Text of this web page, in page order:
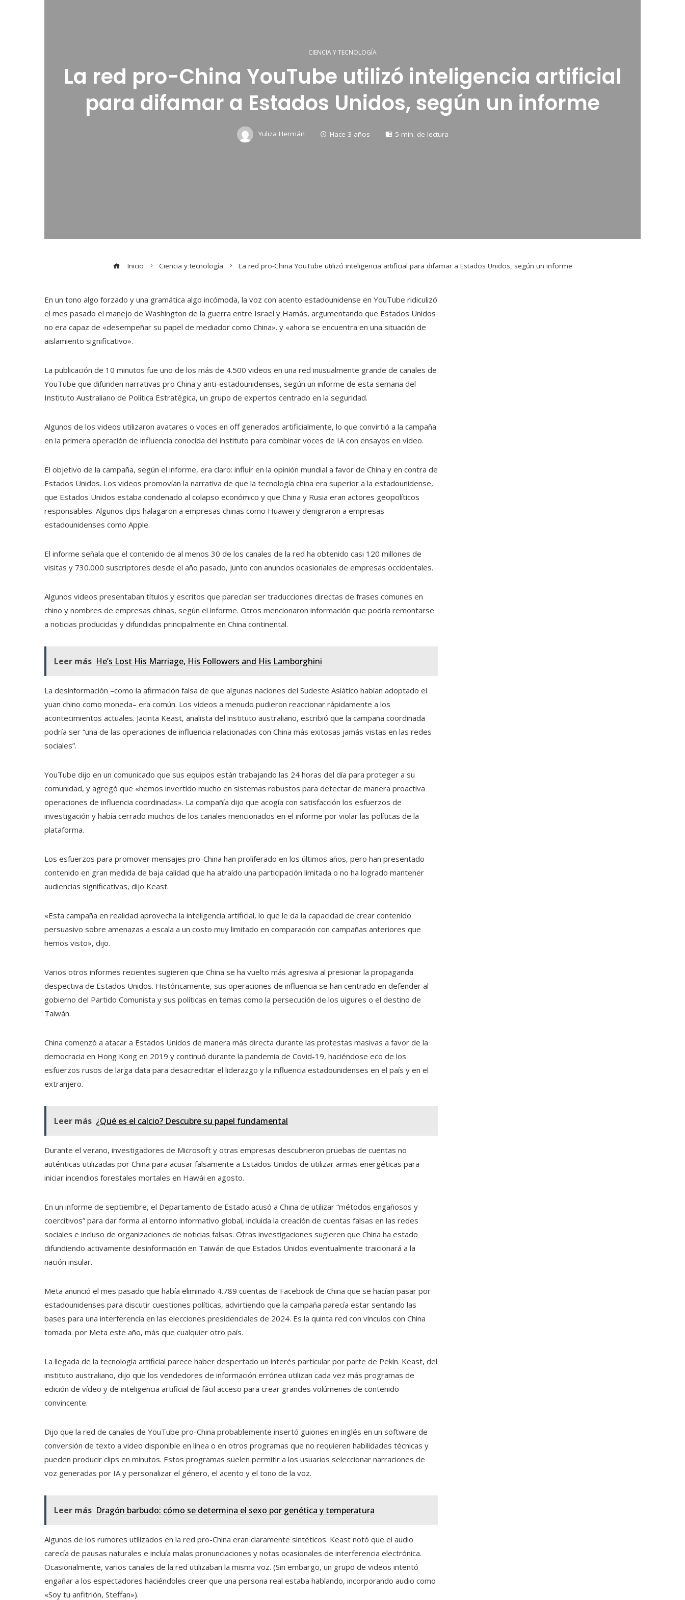
CIENCIA Y TECNOLOGÍA
La red pro-China YouTube utilizó inteligencia artificial
para difamar a Estados Unidos, según un informe
Yuliza Hermán Hace 3 años 5 min. de lectura
Inicio Ciencia y tecnología La red pro-China YouTube utilizó inteligencia artificial para difamar a Estados Unidos, según un informe
En un tono algo forzado y una gramática algo incómoda, la voz con acento estadounidense en YouTube ridiculizó
el mes pasado el manejo de Washington de la guerra entre Israel y Hamás, argumentando que Estados Unidos
no era capaz de «desempeñar su papel de mediador como China». y «ahora se encuentra en una situación de
aislamiento significativo».
La publicación de 10 minutos fue uno de los más de 4.500 videos en una red inusualmente grande de canales de
YouTube que difunden narrativas pro China y anti-estadounidenses, según un informe de esta semana del
Instituto Australiano de Política Estratégica, un grupo de expertos centrado en la seguridad.
Algunos de los videos utilizaron avatares o voces en off generados artificialmente, lo que convirtió a la campaña
en la primera operación de influencia conocida del instituto para combinar voces de IA con ensayos en video.
El objetivo de la campaña, según el informe, era claro: influir en la opinión mundial a favor de China y en contra de
Estados Unidos. Los videos promovían la narrativa de que la tecnología china era superior a la estadounidense,
que Estados Unidos estaba condenado al colapso económico y que China y Rusia eran actores geopolíticos
responsables. Algunos clips halagaron a empresas chinas como Huawei y denigraron a empresas
estadounidenses como Apple.
El informe señala que el contenido de al menos 30 de los canales de la red ha obtenido casi 120 millones de
visitas y 730.000 suscriptores desde el año pasado, junto con anuncios ocasionales de empresas occidentales.
Algunos videos presentaban títulos y escritos que parecían ser traducciones directas de frases comunes en
chino y nombres de empresas chinas, según el informe. Otros mencionaron información que podría remontarse
a noticias producidas y difundidas principalmente en China continental.
Leer más He’s Lost His Marriage, His Followers and His Lamborghini
La desinformación –como la afirmación falsa de que algunas naciones del Sudeste Asiático habían adoptado el
yuan chino como moneda– era común. Los vídeos a menudo pudieron reaccionar rápidamente a los
acontecimientos actuales. Jacinta Keast, analista del instituto australiano, escribió que la campaña coordinada
podría ser “una de las operaciones de influencia relacionadas con China más exitosas jamás vistas en las redes
sociales”.
YouTube dijo en un comunicado que sus equipos están trabajando las 24 horas del día para proteger a su
comunidad, y agregó que «hemos invertido mucho en sistemas robustos para detectar de manera proactiva
operaciones de influencia coordinadas». La compañía dijo que acogía con satisfacción los esfuerzos de
investigación y había cerrado muchos de los canales mencionados en el informe por violar las políticas de la
plataforma.
Los esfuerzos para promover mensajes pro-China han proliferado en los últimos años, pero han presentado
contenido en gran medida de baja calidad que ha atraído una participación limitada o no ha logrado mantener
audiencias significativas, dijo Keast.
«Esta campaña en realidad aprovecha la inteligencia artificial, lo que le da la capacidad de crear contenido
persuasivo sobre amenazas a escala a un costo muy limitado en comparación con campañas anteriores que
hemos visto», dijo.
Varios otros informes recientes sugieren que China se ha vuelto más agresiva al presionar la propaganda
despectiva de Estados Unidos. Históricamente, sus operaciones de influencia se han centrado en defender al
gobierno del Partido Comunista y sus políticas en temas como la persecución de los uigures o el destino de
Taiwán.
China comenzó a atacar a Estados Unidos de manera más directa durante las protestas masivas a favor de la
democracia en Hong Kong en 2019 y continuó durante la pandemia de Covid-19, haciéndose eco de los
esfuerzos rusos de larga data para desacreditar el liderazgo y la influencia estadounidenses en el país y en el
extranjero.
Leer más ¿Qué es el calcio? Descubre su papel fundamental
Durante el verano, investigadores de Microsoft y otras empresas descubrieron pruebas de cuentas no
auténticas utilizadas por China para acusar falsamente a Estados Unidos de utilizar armas energéticas para
iniciar incendios forestales mortales en Hawái en agosto.
En un informe de septiembre, el Departamento de Estado acusó a China de utilizar “métodos engañosos y
coercitivos” para dar forma al entorno informativo global, incluida la creación de cuentas falsas en las redes
sociales e incluso de organizaciones de noticias falsas. Otras investigaciones sugieren que China ha estado
difundiendo activamente desinformación en Taiwán de que Estados Unidos eventualmente traicionará a la
nación insular.
Meta anunció el mes pasado que había eliminado 4.789 cuentas de Facebook de China que se hacían pasar por
estadounidenses para discutir cuestiones políticas, advirtiendo que la campaña parecía estar sentando las
bases para una interferencia en las elecciones presidenciales de 2024. Es la quinta red con vínculos con China
tomada. por Meta este año, más que cualquier otro país.
La llegada de la tecnología artificial parece haber despertado un interés particular por parte de Pekín. Keast, del
instituto australiano, dijo que los vendedores de información errónea utilizan cada vez más programas de
edición de vídeo y de inteligencia artificial de fácil acceso para crear grandes volúmenes de contenido
convincente.
Dijo que la red de canales de YouTube pro-China probablemente insertó guiones en inglés en un software de
conversión de texto a video disponible en línea o en otros programas que no requieren habilidades técnicas y
pueden producir clips en minutos. Estos programas suelen permitir a los usuarios seleccionar narraciones de
voz generadas por IA y personalizar el género, el acento y el tono de la voz.
Leer más Dragón barbudo: cómo se determina el sexo por genética y temperatura
Algunos de los rumores utilizados en la red pro-China eran claramente sintéticos. Keast notó que el audio
carecía de pausas naturales e incluía malas pronunciaciones y notas ocasionales de interferencia electrónica.
Ocasionalmente, varios canales de la red utilizaban la misma voz. (Sin embargo, un grupo de videos intentó
engañar a los espectadores haciéndoles creer que una persona real estaba hablando, incorporando audio como
«Soy tu anfitrión, Steffan»).